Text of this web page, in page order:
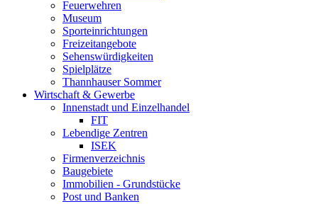
Feuerwehren
Museum
Sporteinrichtungen
Freizeitangebote
Sehenswürdigkeiten
Spielplätze
Thannhauser Sommer
Wirtschaft & Gewerbe
Innenstadt und Einzelhandel
FIT
Lebendige Zentren
ISEK
Firmenverzeichnis
Baugebiete
Immobilien - Grundstücke
Post und Banken